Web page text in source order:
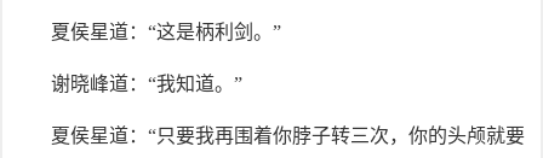
夏侯星道：“这是柄利剑。”
谢晓峰道：“我知道。”
夏侯星道：“只要我再围着你脖子转三次，你的头颅就要